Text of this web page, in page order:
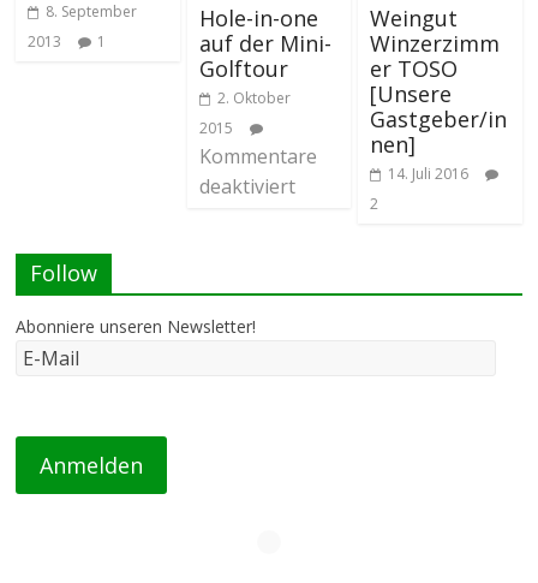
8. September
2013
1
Hole-in-one
auf der Mini-
Golftour
2. Oktober
2015
Kommentare
deaktiviert
Weingut
Winzerzimm
er TOSO
[Unsere
Gastgeber/in
nen]
14. Juli 2016
2
Follow
Abonniere unseren Newsletter!